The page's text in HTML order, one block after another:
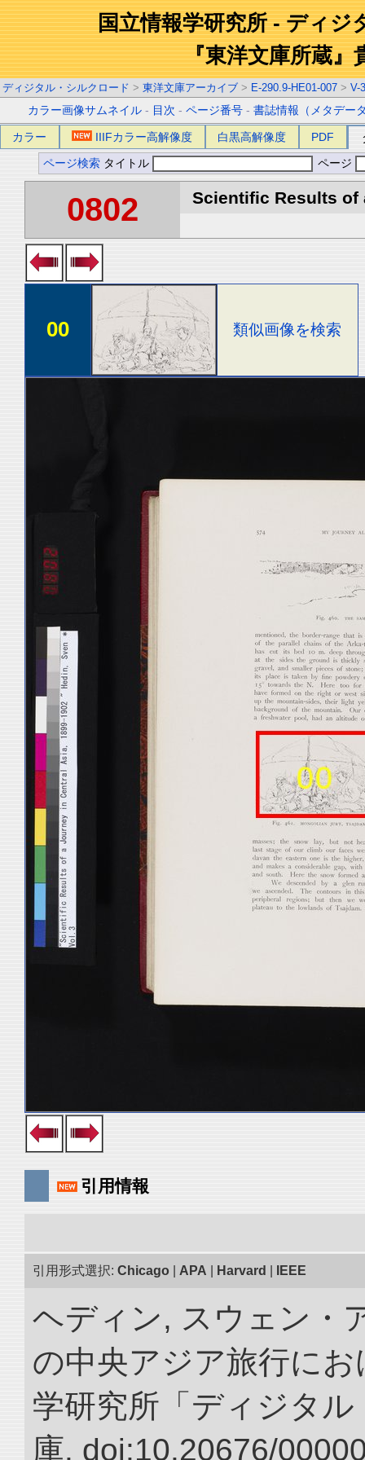
国立情報学研究所 - ディジ
『東洋文庫所蔵』
ディジタル・シルクロード > 東洋文庫アーカイブ > E-290.9-HE01-007 > V-3
カラー画像サムネイル - 目次 -ページ番号 -書誌情報（メタデー
カラー IIIFカラー高解像度 白黒高解像度 PDF
ページ検索 タイトル ページ
0802 Scientific Results of
00 類似画像を検索
引用情報
引用形式選択: Chicago APA Harvard IEEE
ヘディン, スウェン・
の中央アジア旅行にお
学研究所「ディジタ
庫. doi:10.20676/